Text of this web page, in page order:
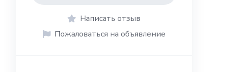
Написать отзыв
Пожаловаться на объявление